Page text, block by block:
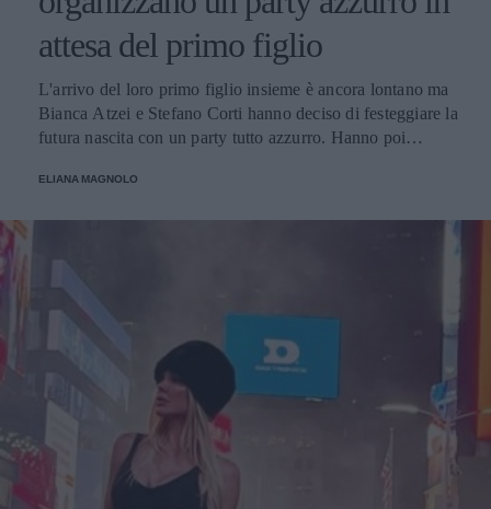
attesa del primo figlio
L'arrivo del loro primo figlio insieme è ancora lontano ma
Bianca Atzei e Stefano Corti hanno deciso di festeggiare la
futura nascita con un party tutto azzurro. Hanno poi
famiglia.
ELIANA MAGNOLO